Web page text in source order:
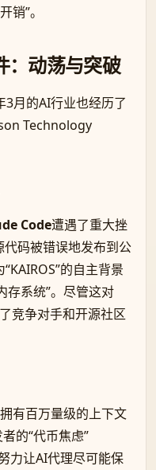
销”。
：动荡与突破
月的AI行业也经历了
Technology
Code遭遇了重大挫
码被错误地发布到公
的自主背景
存系统”。尽管这对
竞争对手和开源社区
有百万量级的上下文
的“代币焦虑”
力让AI代理尽可能保